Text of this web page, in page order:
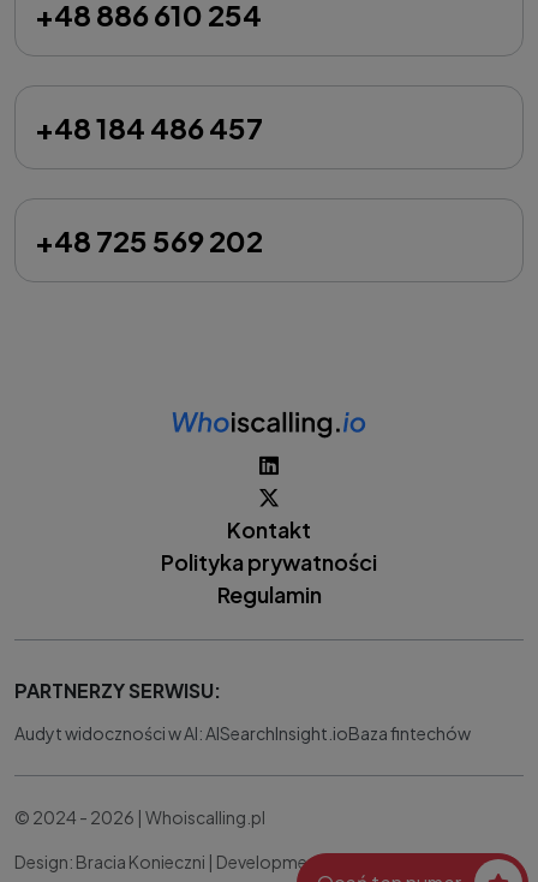
+48 886 610 254
+48 184 486 457
+48 725 569 202
Kontakt
Polityka prywatności
Regulamin
PARTNERZY SERWISU:
Audyt widoczności w AI: AISearchInsight.ioBaza fintechów
© 2024 - 2026 | Whoiscalling.pl
Design: Bracia Konieczni | Development: